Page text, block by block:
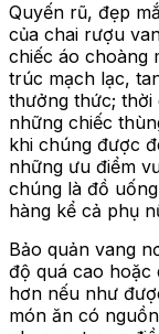
Quyến rũ, đẹp
của chai rượu
chiếc áo choàng
trúc mạch lạc,
thưởng thức; thời
những chiếc
khi chúng được
những ưu điểm
chúng là đồ
hàng kể cả phụ
Bảo quản vang
độ quá cao hoặc
hơn nếu như
món ăn có